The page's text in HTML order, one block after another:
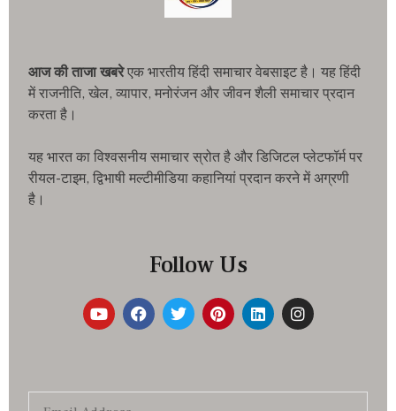
आज की ताजा खबरेएक भारतीय हिंदी समाचार वेबसाइट है। यह हिंदी
में राजनीति, खेल, व्यापार, मनोरंजन और जीवन शैली समाचार प्रदान
करता है।
यह भारत का विश्वसनीय समाचार स्रोत है और डिजिटल प्लेटफॉर्म पर
रीयल-टाइम, द्विभाषी मल्टीमीडिया कहानियां प्रदान करने में अग्रणी
है।
Follow Us